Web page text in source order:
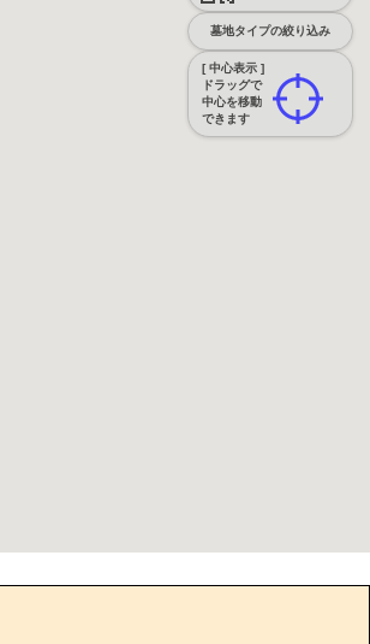
墓地タイプの絞り込み
[ 中心表示 ]
ドラッグで
中心を移動
できます